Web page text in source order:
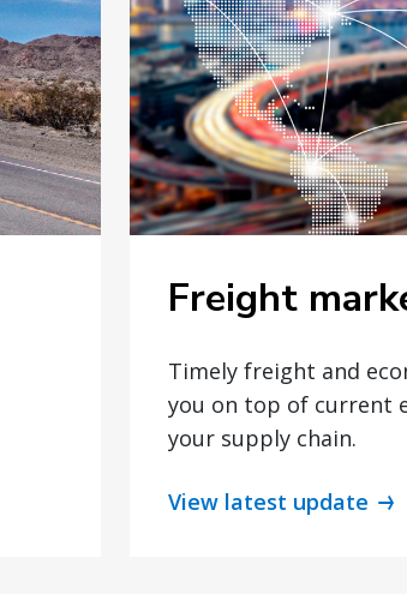
Freight
Timely freight and
you on top of current
your supply chain.
View latest update